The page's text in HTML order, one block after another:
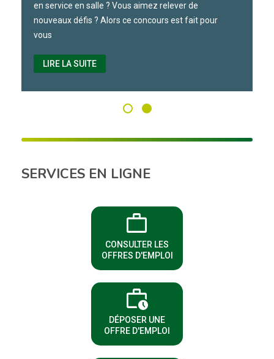
en service en salle ? Vous aimez relever de
nouveaux défis ? Alors ce concours est fait pour
vous
LIRE LA SUITE
SERVICES EN LIGNE
work
CONSULTER LES
OFFRES D'EMPLOI
(NOUVELLE FENÊTRE)
work_history
DÉPOSER UNE
OFFRE D'EMPLOI
(NOUVELLE FENÊTRE)